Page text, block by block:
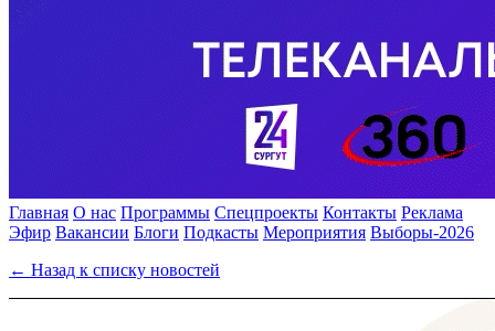
Главная О нас Программы Спецпроекты Контакты Реклама
Эфир Вакансии Блоги Подкасты Мероприятия Выборы-2026
← Назад к списку новостей